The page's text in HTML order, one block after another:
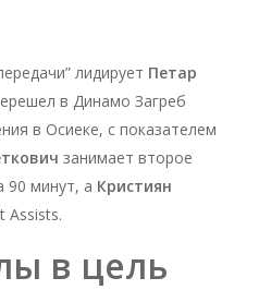
лидирует Петар
в Динамо Загреб
в Осиеке, с показателем
занимает второе
90 минут, а Кристиян
Assists.
в цель